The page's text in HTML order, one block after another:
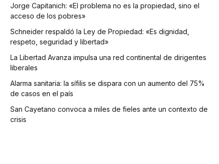
Jorge Capitanich: «El problema no es la propiedad, sino el
acceso de los pobres»
Schneider respaldó la Ley de Propiedad: «Es dignidad,
respeto, seguridad y libertad»
La Libertad Avanza impulsa una red continental de dirigentes
liberales
Alarma sanitaria: la sífilis se dispara con un aumento del 75%
de casos en el país
San Cayetano convoca a miles de fieles ante un contexto de
crisis